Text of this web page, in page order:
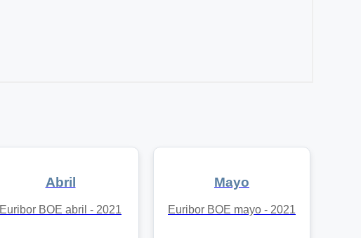
Abril
Euribor BOE abril - 2021
Mayo
Euribor BOE mayo - 2021